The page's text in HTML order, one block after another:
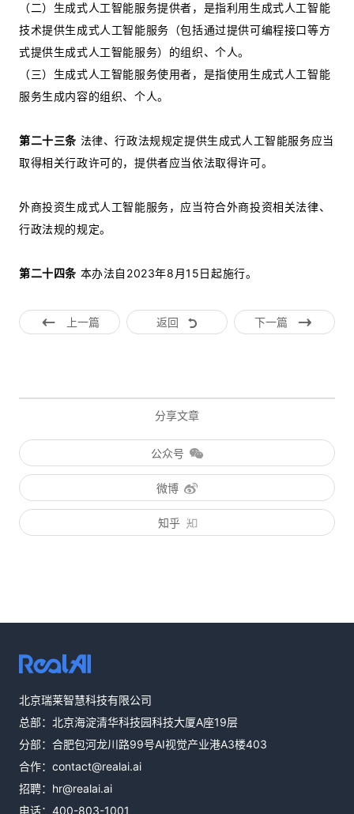
（二）生成式人工智能服务提供者，是指利用生成式人工智能
技术提供生成式人工智能服务（包括通过提供可编程接口等方
式提供生成式人工智能服务）的组织、个人。
（三）生成式人工智能服务使用者，是指使用生成式人工智能
服务生成内容的组织、个人。
第二十三条 法律、行政法规规定提供生成式人工智能服务应当
取得相关行政许可的，提供者应当依法取得许可。
外商投资生成式人工智能服务，应当符合外商投资相关法律、
行政法规的规定。
第二十四条 本办法自2023年8月15日起施行。
上一篇 返回 下一篇
分享文章
公众号
微博
知乎
北京瑞莱智慧科技有限公司
总部：北京海淀清华科技园科技大厦A座19层
分部：合肥包河龙川路99号AI视觉产业港A3楼403
合作： contact@realai.ai
招聘： hr@realai.ai
电话： 400-803-1001
邮件咨询
contact@realai.ai